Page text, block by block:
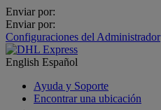
Enviar por:
Enviar por:
Configuraciones del Administrador
English Español
Ayuda y Soporte
Encontrar una ubicación